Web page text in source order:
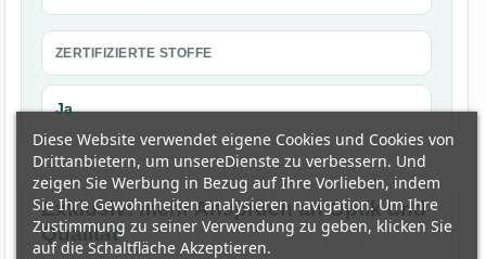
ZERTIFIZIERTE STOFFE
Ja
Exklusiv: mehr Anspruch an Optik und
Qualität
Diese Website verwendet eigene Cookies und Cookies von
Drittanbietern, um unsereDienste zu verbessern. Und
zeigen Sie Werbung in Bezug auf Ihre Vorlieben, indem
Sie Ihre Gewohnheiten analysieren navigation. Um Ihre
Zustimmung zu seiner Verwendung zu geben, klicken Sie
auf die Schaltfläche Akzeptieren.